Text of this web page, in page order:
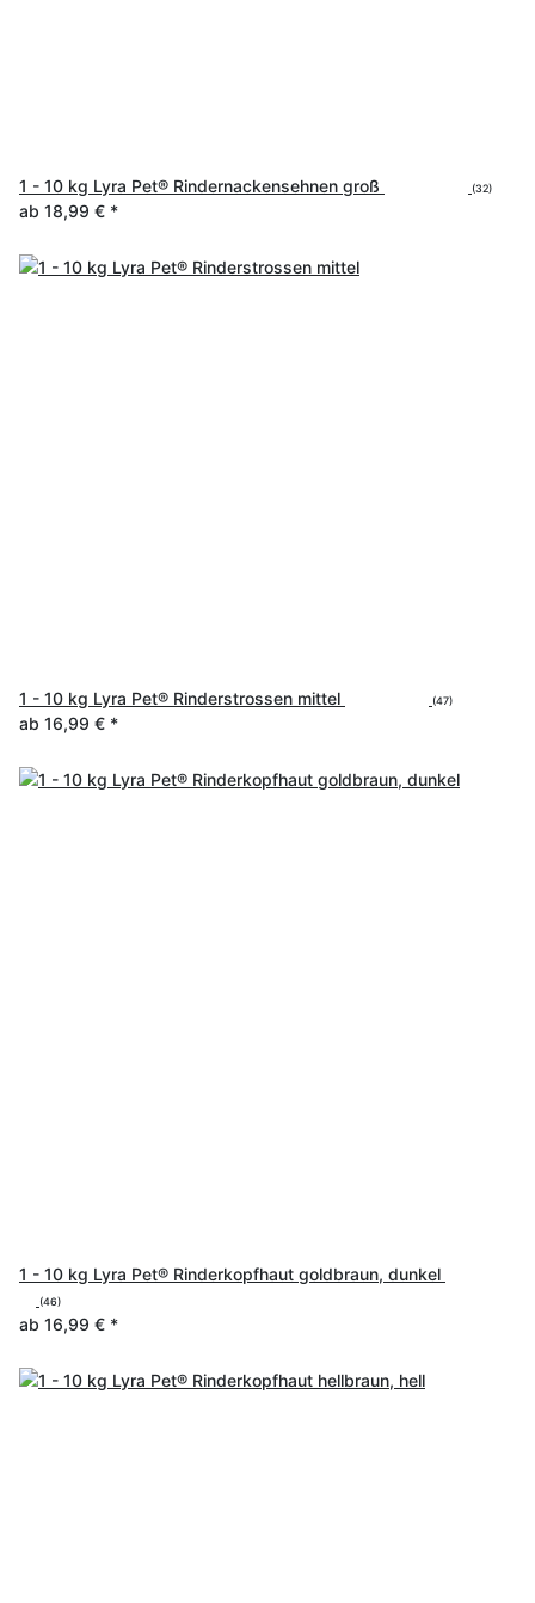
1 - 10 kg Lyra Pet® Rindernackensehnen groß (32)
ab 18,99 € *
1 - 10 kg Lyra Pet® Rinderstrossen mittel (47)
ab 16,99 € *
1 - 10 kg Lyra Pet® Rinderkopfhaut goldbraun, dunkel
(46)
ab 16,99 € *